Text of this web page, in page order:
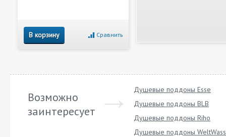
В корзину Сравнить
Возможно
заинтересует
Душевые поддоны Esse
Душевые поддоны BLB
Душевые поддоны Riho
Душевые поддоны